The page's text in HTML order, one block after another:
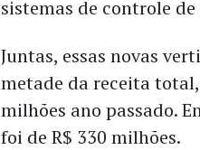
sistemas de controle de
Juntas, essas novas
metade da receita
milhões ano passado.
foi de R$ 330 milhões.